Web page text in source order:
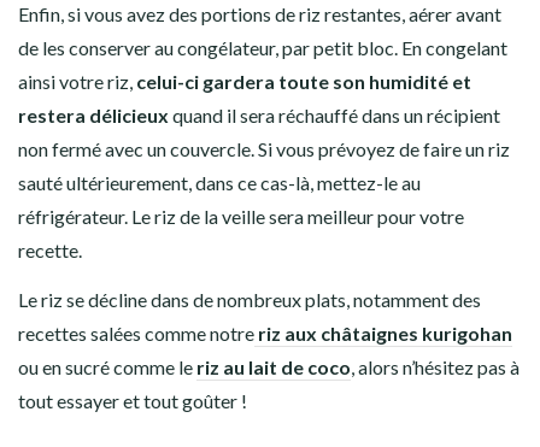
Enfin, si vous avez des portions derizrestantes, aérer avant
de les conserver aucongélateur, par petit bloc. En congelant
ainsi votreriz, celui-ci gardera toute son humidité et
restera délicieux quand il sera réchauffé dans un récipient
non fermé avec un couvercle. Si vous prévoyez de faire unriz
sautéultérieurement, dans ce cas-là, mettez-le au
réfrigérateur. Lerizde la veille sera meilleur pour votre
recette.
Le riz se décline dans de nombreux plats, notamment des
recettes salées comme notre riz aux châtaignes kurigohan
ou en sucré comme le riz au lait de coco , alors n’hésitez pas à
tout essayer et tout goûter !